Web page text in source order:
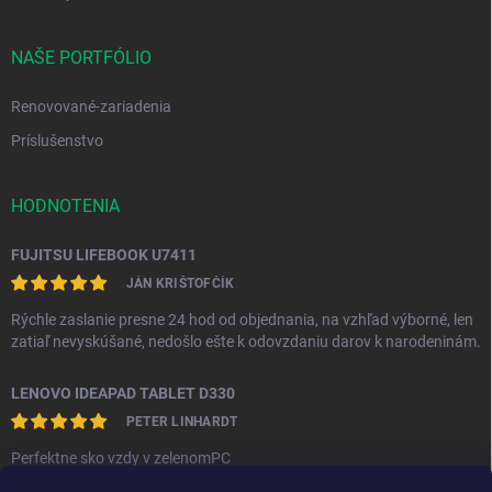
NAŠE PORTFÓLIO
Renovované-zariadenia
Príslušenstvo
HODNOTENIA
FUJITSU LIFEBOOK U7411
JÁN KRIŠTOFČÍK
Rýchle zaslanie presne 24 hod od objednania, na vzhľad výborné, len
zatiaľ nevyskúšané, nedošlo ešte k odovzdaniu darov k narodeninám.
LENOVO IDEAPAD TABLET D330
PETER LINHARDT
Perfektne sko vzdy v zelenomPC